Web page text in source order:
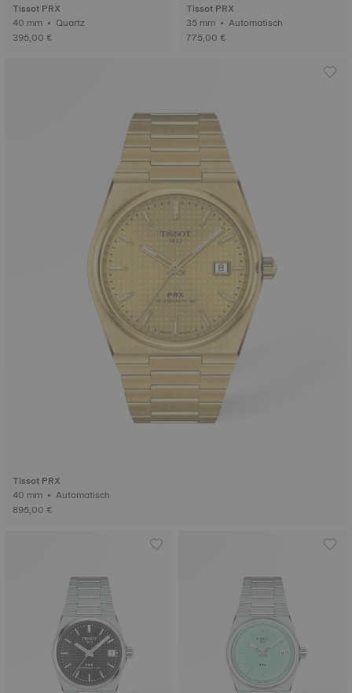
Tissot PRX
40 mm • Quartz
395,00 €
Tissot PRX
35 mm • Automatisch
775,00 €
Tissot PRX
40 mm • Automatisch
895,00 €